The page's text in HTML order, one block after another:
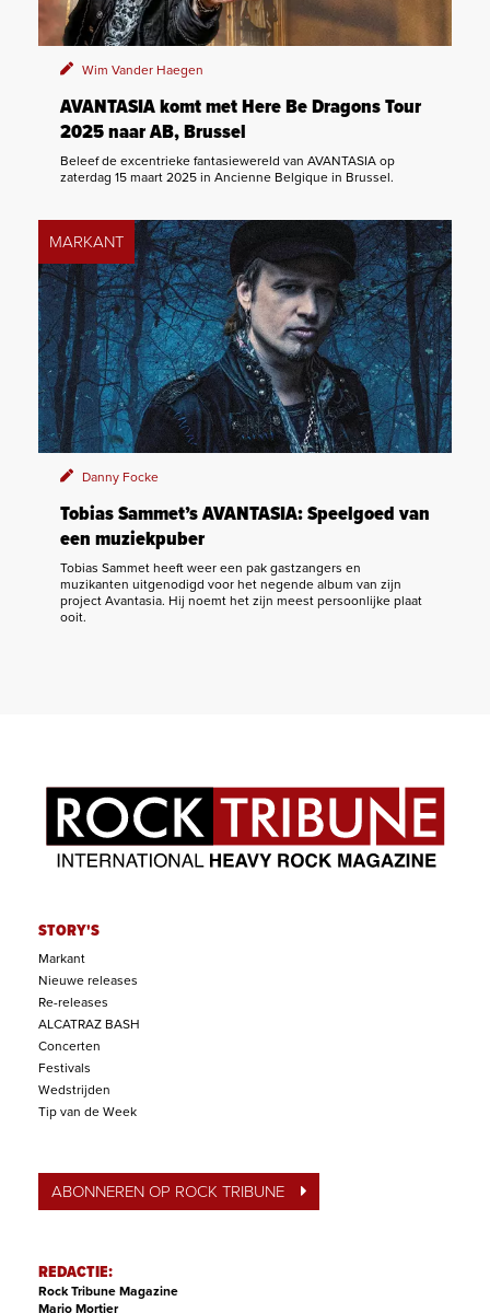
Wim Vander Haegen
AVANTASIA komt met Here Be Dragons Tour
2025 naar AB, Brussel
Beleef de excentrieke fantasiewereld van AVANTASIA op
zaterdag 15 maart 2025 in Ancienne Belgique in Brussel.
MARKANT
Danny Focke
Tobias Sammet’s AVANTASIA: Speelgoed van
een muziekpuber
Tobias Sammet heeft weer een pak gastzangers en
muzikanten uitgenodigd voor het negende album van zijn
project Avantasia. Hij noemt het zijn meest persoonlijke plaat
ooit.
STORY'S
Markant
Nieuwe releases
Re-releases
ALCATRAZ BASH
Concerten
Festivals
Wedstrijden
Tip van de Week
ABONNEREN OP ROCK TRIBUNE
REDACTIE:
Rock Tribune Magazine
Mario Mortier